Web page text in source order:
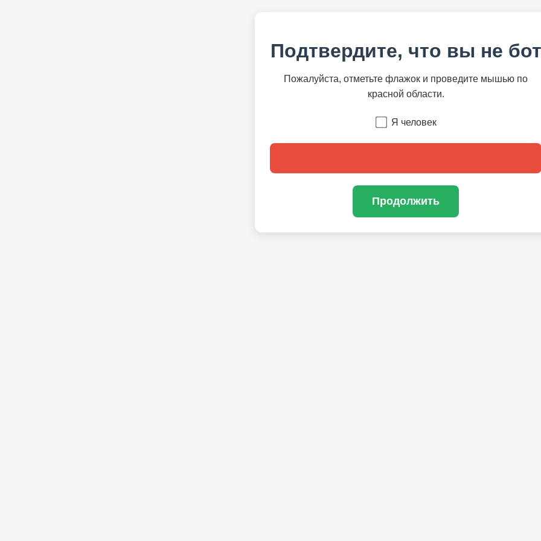
Подтвердите, что вы не бот
Пожалуйста, отметьте флажок и проведите мышью по
красной области.
Я человек
Продолжить